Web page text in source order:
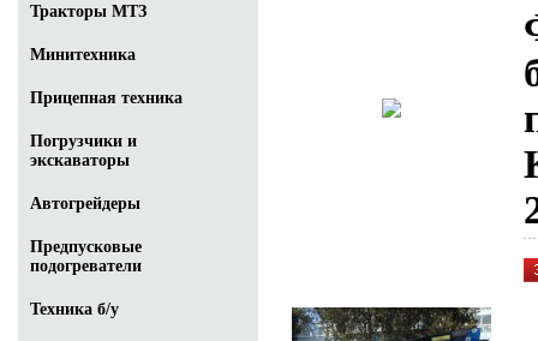
Тракторы МТЗ
Минитехника
Прицепная техника
Погрузчики и
экскаваторы
Автогрейдеры
Предпусковые
подогреватели
Техника б/у